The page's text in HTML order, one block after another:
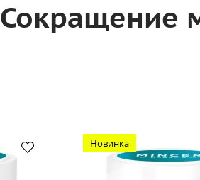
Сокращение
Новинка